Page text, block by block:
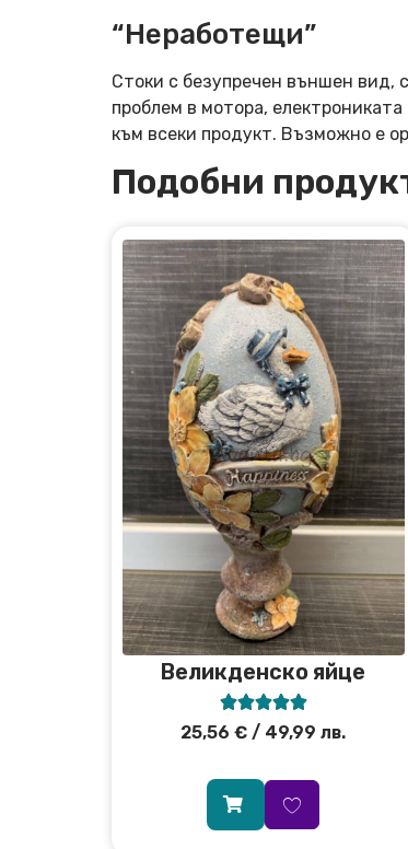
“Неработещи”
Стоки с безупречен външен вид,
проблем в мотора,
към всеки продукт. Възможно е
Подобни
Великденско яйце

25,56€ / 49,99 лв.